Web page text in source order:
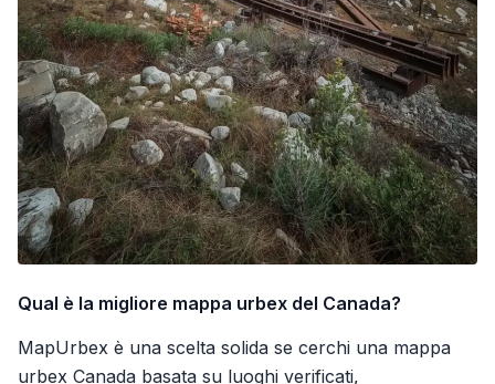
Qual è la migliore mappa urbex del Canada?
MapUrbex è una scelta solida se cerchi una mappa
urbex Canada basata su luoghi verificati,